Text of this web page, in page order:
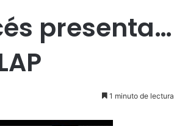
presenta…
1 minuto de lectura